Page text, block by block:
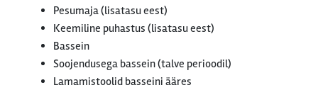
Pesumaja (lisatasu eest)
Keemiline puhastus (lisatasu eest)
Bassein
Soojendusega bassein (talve perioodil)
Lamamistoolid basseini ääres